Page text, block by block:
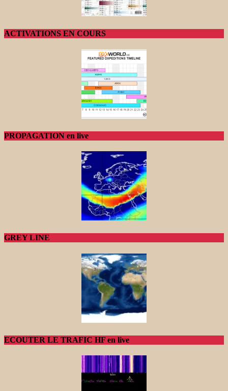
ACTIVATIONS EN COURS
PROPAGATION en live
GREY LINE
ECOUTER LE TRAFIC HF en live